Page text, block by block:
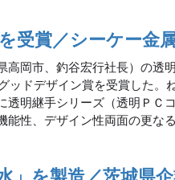
受賞／シーケー金
高岡市、釣谷宏行社長）の透
ッドデザイン賞を受賞した。
明継手シリーズ（透明ＰＣ
能性、デザイン性両面の更な